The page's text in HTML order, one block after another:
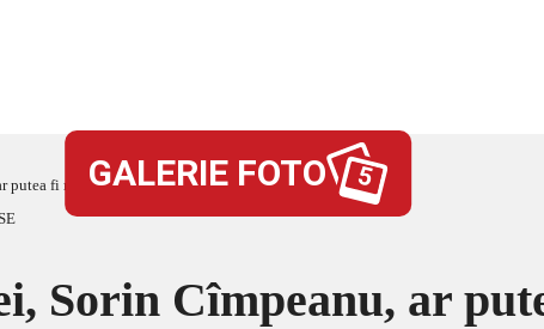
fi remaniat – SURSE
GALERIE FOTO 5
Sorin Cîmpeanu, ar